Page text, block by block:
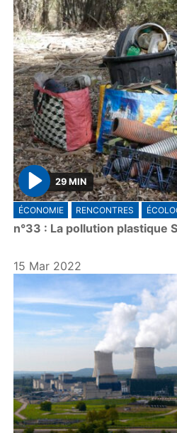
P
l
a
29 MIN
ÉCONOMIE RENCONTRES
n°33 : La pollution plastique
15 Mar 2022